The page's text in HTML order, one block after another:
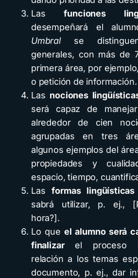
Lasfunciones
desempeñará el
Umbral se
generales, con más de
primera área, por
o petición de información.
Las nociones
será capaz de
alrededor de cien
agrupadas en tres
algunos ejemplos del
propiedades y
espacio, tiempo,
Lasformas lingüísticas
sabrá utilizar, p. ej.,
hora?].
Lo queel alumno será
finalizarel proceso
relación a los temas
documento, p. ej., dar